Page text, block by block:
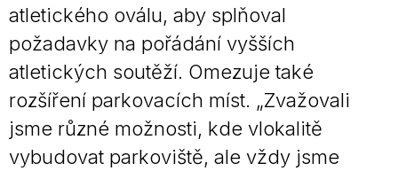
atletického oválu, aby splňoval
požadavky na pořádání vyšších
atletických soutěží. Omezuje také
rozšíření parkovacích míst. „Zvažovali
jsme různé možnosti, kde vlokalitě
vybudovat parkoviště, ale vždy jsme